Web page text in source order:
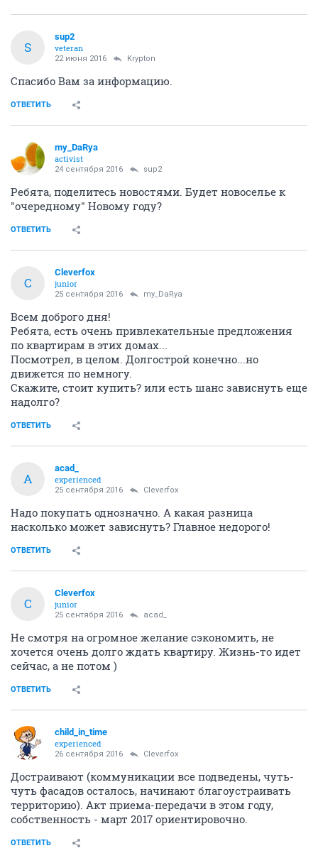
S
sup2
veteran
22 июня 2016 Krypton
Спасибо Вам за информацию.
ОТВЕТИТЬ
my_DaRya
activist
24 сентября 2016 sup2
Ребята, поделитесь новостями. Будет новоселье к
"очередному" Новому году?
ОТВЕТИТЬ
C
Cleverfox
junior
25 сентября 2016 my_DaRya
Всем доброго дня!
Ребята, есть очень привлекательные предложения
по квартирам в этих домах...
Посмотрел, в целом. Долгострой конечно...но
движется по немногу.
Скажите, стоит купить? или есть шанс зависнуть еще
надолго?
ОТВЕТИТЬ
A
acad_
experienced
25 сентября 2016 Cleverfox
Надо покупать однозначно. А какая разница
насколько может зависнуть? Главное недорого!
ОТВЕТИТЬ
C
Cleverfox
junior
25 сентября 2016 acad_
Не смотря на огромное желание сэкономить, не
хочется очень долго ждать квартиру. Жизнь-то идет
сейчас, а не потом )
ОТВЕТИТЬ
child_in_time
experienced
26 сентября 2016 Cleverfox
Достраивают (коммуникации все подведены, чуть-
чуть фасадов осталось, начинают благоустраивать
территорию). Акт приема-передачи в этом году,
собственность - март 2017 ориентировочно.
ОТВЕТИТЬ